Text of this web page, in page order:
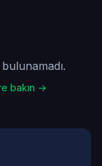
bakın →